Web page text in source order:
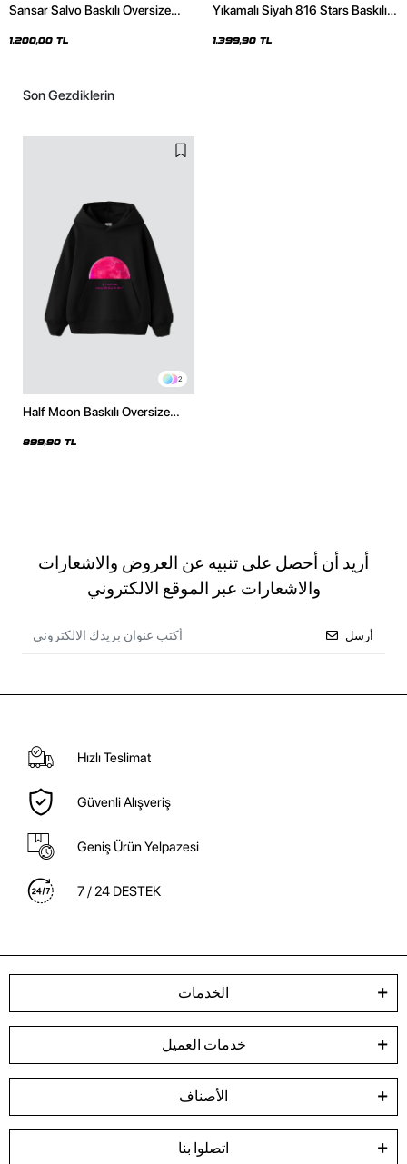
Sansar Salvo Baskılı Oversize
1.200,00 TL
Yıkamalı Siyah 816 Stars Baskılı
1.399,90 TL
Son Gezdiklerin
2
Half Moon Baskılı Oversize
899,90 TL
أريد أن أحصل على تنبيه عن العروض والاشعارات
والاشعارات عبر الموقع الالكتروني
أرسل
Hızlı Teslimat
Güvenli Alışveriş
Geniş Ürün Yelpazesi
7 / 24 DESTEK
الخدمات
خدمات العميل
الأصناف
اتصلوا بنا